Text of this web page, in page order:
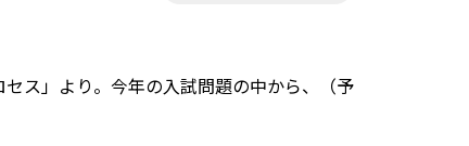
ス」より。今年の入試問題の中から、（予